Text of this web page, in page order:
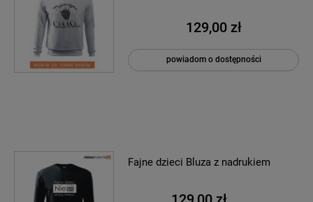
129,00 zł
powiadom o dostępności
Fajne dzieci Bluza z nadrukiem